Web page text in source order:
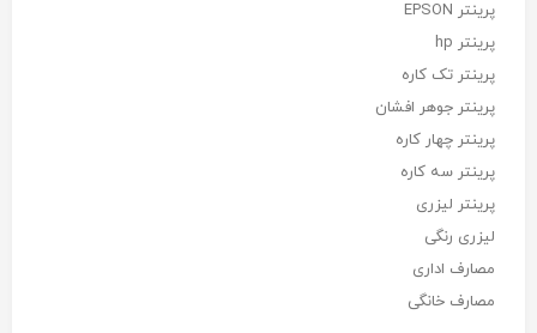
پرینتر EPSON
پرینتر hp
پرینتر تک کاره
پرینتر جوهر افشان
پرینتر چهار کاره
پرینتر سه کاره
پرینتر لیزری
لیزری رنگی
مصارف اداری
مصارف خانگی